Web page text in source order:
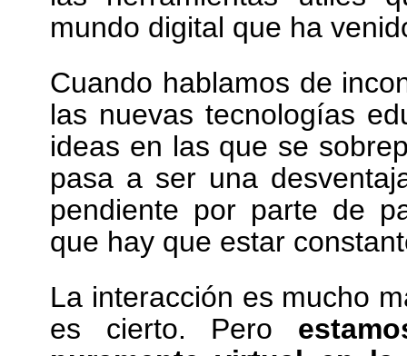
mundo digital que ha
Cuando hablamos de
las nuevas tecnologías
ideas en las que se
pasa a ser una
pendiente por parte de
que hay que estar
La interacción es mucho
es cierto. Pero